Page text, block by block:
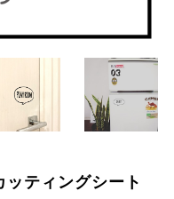
ティングシート